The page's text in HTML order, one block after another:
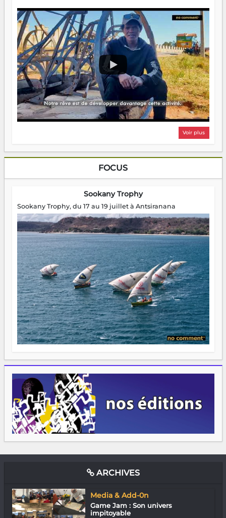
Voir plus
FOCUS
Sookany Trophy
Sookany Trophy, du 17 au 19 juillet à Antsiranana
ARCHIVES
Media & Add-0n
Game Jam : Son univers
impitoyable